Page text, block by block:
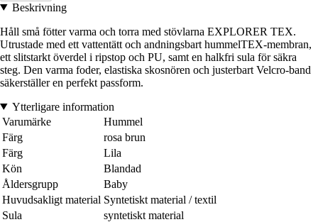
Beskrivning
Håll små fötter varma och torra med stövlarna EXPLORER TEX.
Utrustade med ett vattentätt och andningsbart hummelTEX-membran,
ett slitstarkt överdel i ripstop och PU, samt en halkfri sula för säkra
steg. Den varma foder, elastiska skosnören och justerbart Velcro-band
säkerställer en perfekt passform.
Ytterligare information
Varumärke
Hummel
Färg
rosa brun
Färg
Lila
Kön
Blandad
Åldersgrupp
Baby
Huvudsakligt material Syntetiskt material / textil
Sula
syntetiskt material